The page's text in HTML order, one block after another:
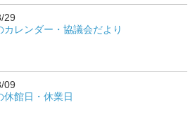
29
カレンダー・協議会だより
09
休館日・休業日